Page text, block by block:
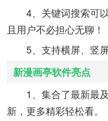
4、关键词搜索可
且用户不必担心无聊！
5、支持横屏、竖
新漫画亭软件亮点
1、集合了最新最
新，更多精彩轻松看。